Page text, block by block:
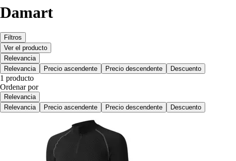
Damart
Filtros
Ver el producto
Relevancia
Relevancia
Precio ascendente Precio descendente Descuento
1 producto
Ordenar por
Relevancia
Relevancia
Precio ascendente Precio descendente Descuento